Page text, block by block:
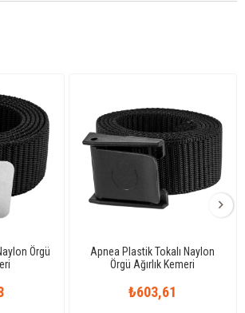
Örgü
Apnea Plastik Tokalı Naylon
Örgü Ağırlık Kemeri
₺603,61